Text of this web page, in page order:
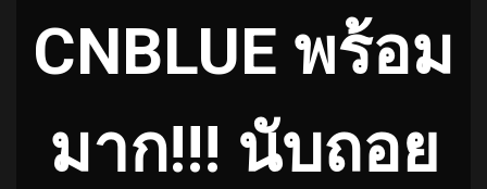
CNBLUE พร้อม
มาก!!! นับถอย